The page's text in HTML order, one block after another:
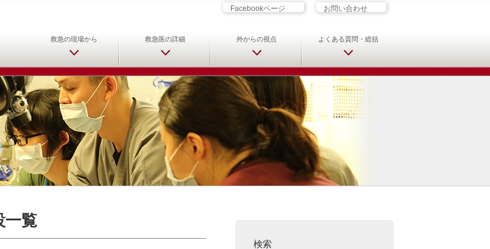
救急医学会 救急医をめざす君へ 救急科専門医・専攻医
Facebookページ お問い合わせ
救急の現場から 救急医の詳細 外からの視点 よくある質問・総括
一覧
検索